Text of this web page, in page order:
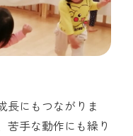
長にもつながりま
苦手な動作にも繰り